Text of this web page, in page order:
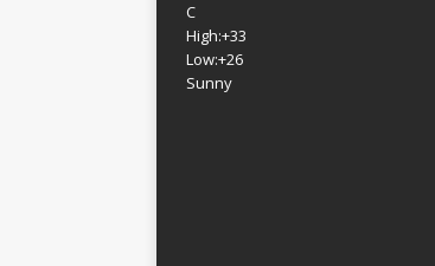
C
High:+33
Low:+26
Sunny